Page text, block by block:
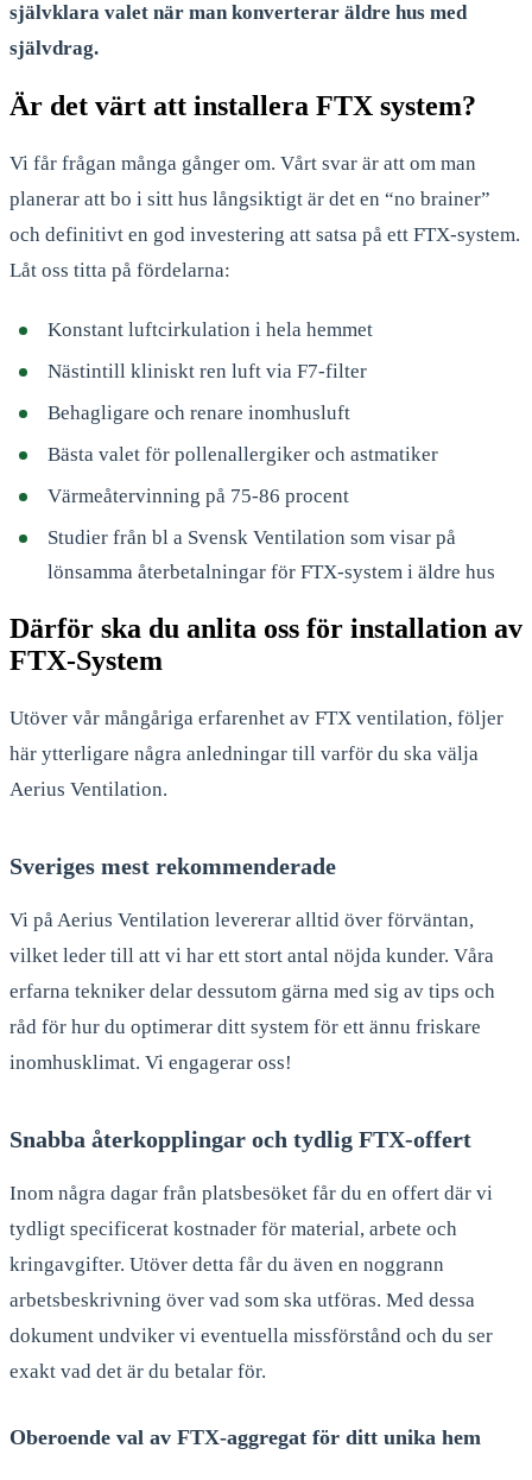
självklara valet när man konverterar äldre hus med
självdrag.
Är det värt att installera FTX system?
Vi får frågan många gånger om. Vårt svar är att om man
planerar att bo i sitt hus långsiktigt är det en “no brainer”
och definitivt en god investering att satsa på ett FTX-system.
Låt oss titta på fördelarna:
Konstant luftcirkulation i hela hemmet
Nästintill kliniskt ren luft via F7-filter
Behagligare och renare inomhusluft
Bästa valet för pollenallergiker och astmatiker
Värmeåtervinning på 75-86 procent
Studier från bl a Svensk Ventilation som visar på
lönsamma återbetalningar för FTX-system i äldre hus
Därför ska du anlita oss för installation av
FTX-System
Utöver vår mångåriga erfarenhet av FTX ventilation, följer
här ytterligare några anledningar till varför du ska välja
Aerius Ventilation.
Sveriges mest rekommenderade
Vi på Aerius Ventilation levererar alltid över förväntan,
vilket leder till att vi har ett stort antal nöjda kunder. Våra
erfarna tekniker delar dessutom gärna med sig av tips och
råd för hur du optimerar ditt system för ett ännu friskare
inomhusklimat. Vi engagerar oss!
Snabba återkopplingar och tydlig FTX-offert
Inom några dagar från platsbesöket får du en offert där vi
tydligt specificerat kostnader för material, arbete och
kringavgifter. Utöver detta får du även en noggrann
arbetsbeskrivning över vad som ska utföras. Med dessa
dokument undviker vi eventuella missförstånd och du ser
exakt vad det är du betalar för.
Oberoende val av FTX-aggregat för ditt unika hem